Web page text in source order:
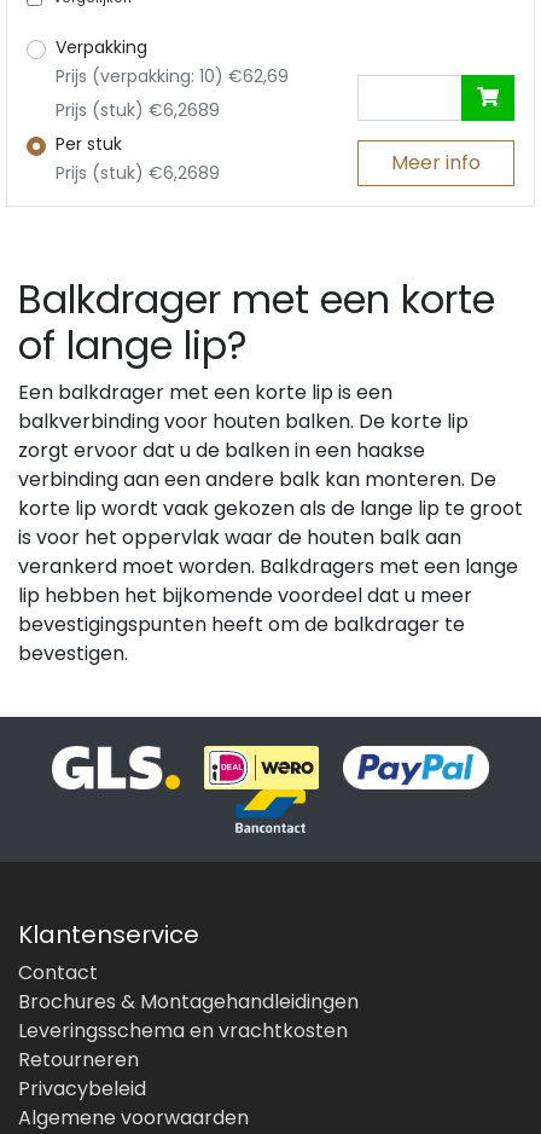
Verpakking
Prijs (verpakking: 10) €62,69
Prijs (stuk) €6,2689
Per stuk
Prijs (stuk) €6,2689
Meer info
Balkdrager met een korte
of lange lip?
Een balkdrager met een korte lip is een
balkverbinding voor houten balken. De korte lip
zorgt ervoor dat u de balken in een haakse
verbinding aan een andere balk kan monteren. De
korte lip wordt vaak gekozen als de lange lip te groot
is voor het oppervlak waar de houten balk aan
verankerd moet worden. Balkdragers met een lange
lip hebben het bijkomende voordeel dat u meer
bevestigingspunten heeft om de balkdrager te
bevestigen.
Klantenservice
Contact
Brochures & Montagehandleidingen
Leveringsschema en vrachtkosten
Retourneren
Privacybeleid
Algemene voorwaarden